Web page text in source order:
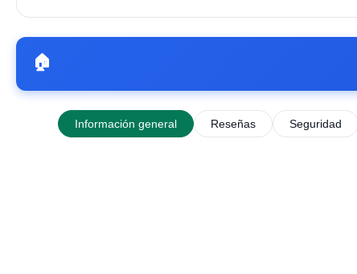
🏠
Información general Reseñas Seguridad